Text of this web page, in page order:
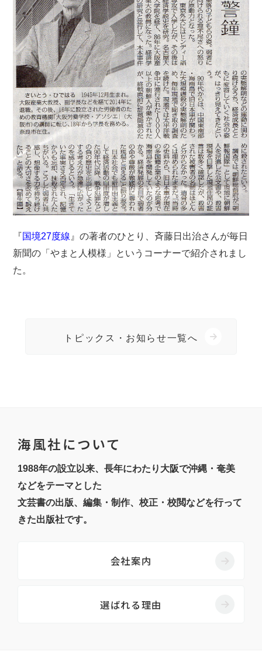
『国境27度線 』の著者のひとり、斉藤日出治さんが毎日
新聞の「やまと人模様」というコーナーで紹介されまし
た。
トピックス・お知らせ一覧へ
海風社について
1988年の設立以来、長年にわたり大阪で沖縄・奄美
などをテーマとした
文芸書の出版、編集・制作、校正・校閲などを行って
きた出版社です。
会社案内
選ばれる理由